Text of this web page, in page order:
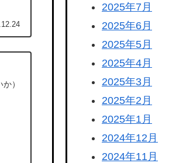
）
2025年7月
2025年6月
2025年5月
2025年4月
2025年3月
2025年2月
2025年1月
2024年12月
2024年11月